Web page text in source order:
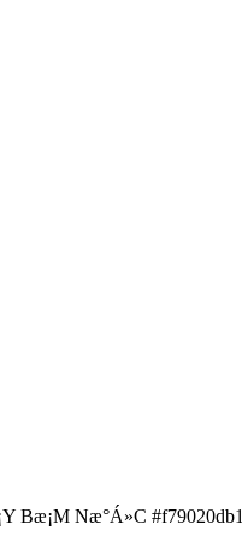
Bæ¡M Næ°Á»C #f79020db1